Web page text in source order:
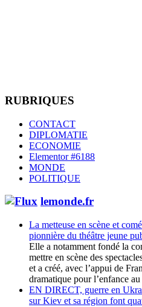
RUBRIQUES
CONTACT
DIPLOMATIE
ECONOMIE
Elementor #6188
MONDE
POLITIQUE
lemonde.fr
La metteuse en scène et
pionnière du théâtre jeune
Elle a notamment fondé la
mettre en scène des
et a créé, avec l’appui de
dramatique pour l’enfance
EN DIRECT, guerre en
sur Kiev et sa région font